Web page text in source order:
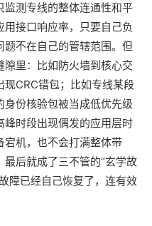
监测专线的整体连通性和平
接口响应率，只要自己负
不在自己的管辖范围。但
里：比如防火墙到核心交
CRC错包；比如专线某段
份核验包被当成低优先级
时段出现偶发的应用层时
宕机，也不会打满整体带
后就成了三不管的“玄学故
障已经自己恢复了，连有效